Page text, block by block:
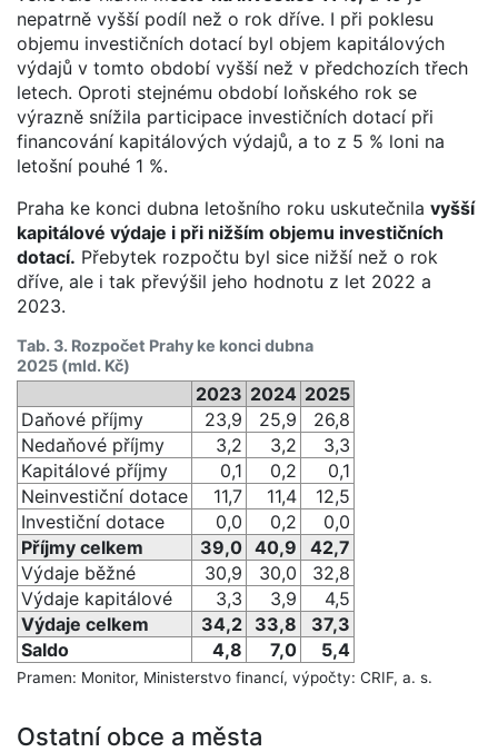
nepatrně vyšší podíl než o rok dříve. I při poklesu
objemu investičních dotací byl objem kapitálových
výdajů v tomto období vyšší než v předchozích třech
letech. Oproti stejnému období loňského rok se
výrazně snížila participace investičních dotací při
financování kapitálových výdajů, a to z 5 % loni na
letošní pouhé 1 %.
Praha ke konci dubna letošního roku uskutečnila vyšší
kapitálové výdaje i při nižším objemu investičních
dotací. Přebytek rozpočtu byl sice nižší než o rok
dříve, ale i tak převýšil jeho hodnotu z let 2022 a
2023.
Tab. 3. Rozpočet Prahy ke konci dubna
2025 (mld. Kč)
2023 2024 2025
Daňové příjmy
23,9 25,9
26,8
Nedaňové příjmy
3,2 3,2
3,3
Kapitálové příjmy
0,1 0,2
0,1
Neinvestiční dotace
11,7 11,4
12,5
Investiční dotace
0,0 0,2
0,0
Příjmy celkem
39,0 40,9
42,7
Výdaje běžné
30,9 30,0
32,8
Výdaje kapitálové
3,3 3,9
4,5
Výdaje celkem
34,2 33,8
37,3
Saldo
4,8 7,0 5,4
Pramen: Monitor, Ministerstvo financí, výpočty: CRIF, a. s.
Ostatní obce a města